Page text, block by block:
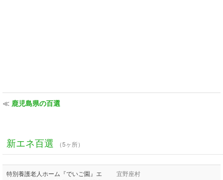
≪ 鹿児島県の百選
新エネ百選 （5ヶ所）
特別養護老人ホーム『でいご園』エ
宜野座村